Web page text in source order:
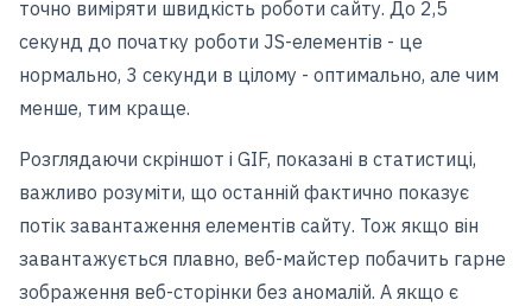
точно виміряти швидкість роботи сайту. До 2,5
секунд до початку роботи JS-елементів - це
нормально, 3 секунди в цілому - оптимально, але чим
менше, тим краще.
Розглядаючи скріншот і GIF, показані в статистиці,
важливо розуміти, що останній фактично показує
потік завантаження елементів сайту. Тож якщо він
завантажується плавно, веб-майстер побачить гарне
зображення веб-сторінки без аномалій. А якщо є